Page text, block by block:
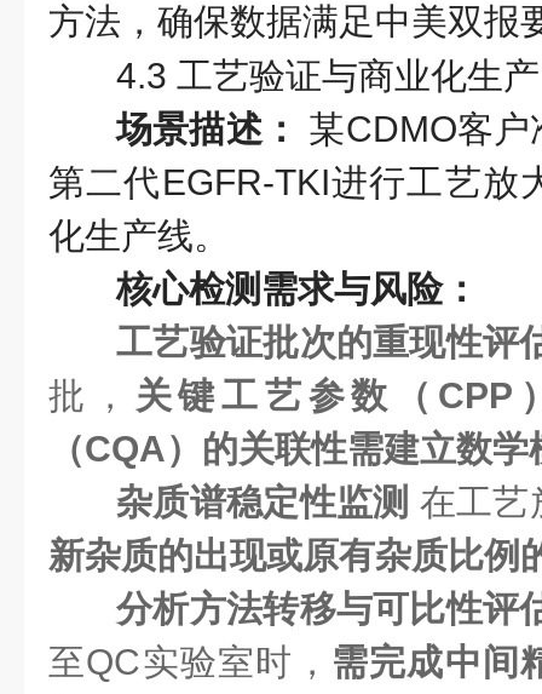
方法，确保数据满足中美双报
4.3 工艺验证与商业化生产
场景描述：
某CDMO客
第二代EGFR-TKI进行工艺放
化生产线。
核心检测需求与风险：
工艺验证批次的重现性评
批， 关键工艺参数（CPP
（CQA）的关联性需建立数学
杂质谱稳定性监测 在工艺
新杂质的出现或原有杂质比例
分析方法转移与可比性评
至QC实验室时， 需完成中间